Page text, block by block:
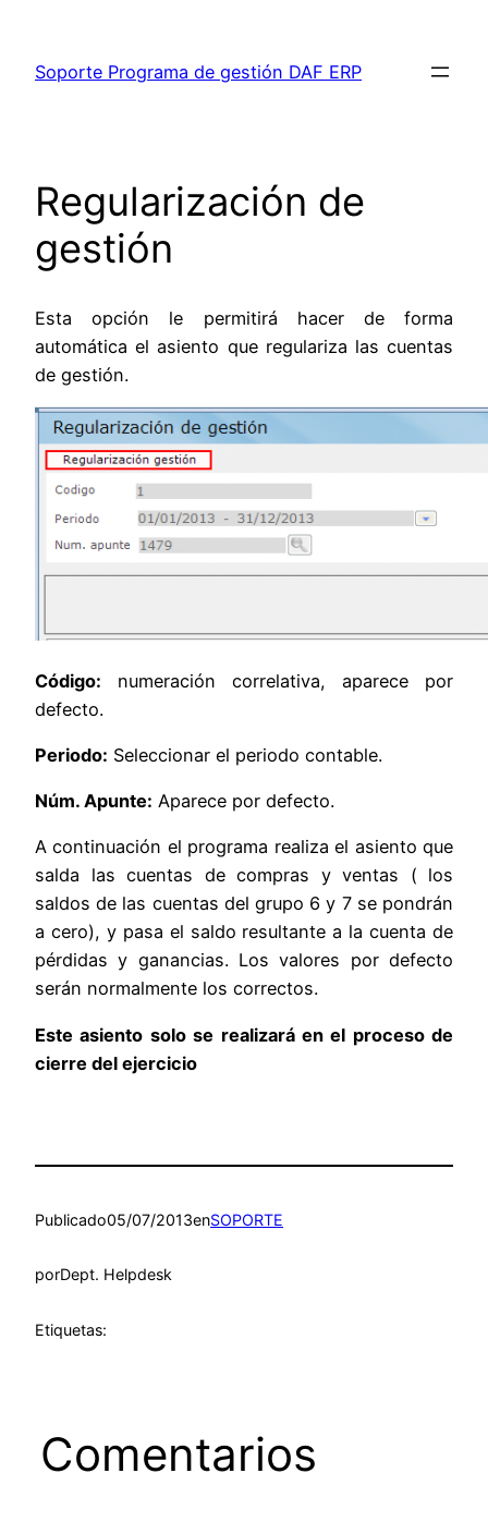
contenido
Soporte Programa de gestión DAF ERP
Regularización de
gestión
Esta opción le permitirá hacer de forma
automática el asiento que regulariza las cuentas
de gestión.
Código: numeración correlativa, aparece por
defecto.
Periodo: Seleccionar el periodo contable.
Núm. Apunte: Aparece por defecto.
A continuación el programa realiza el asiento que
salda las cuentas de compras y ventas ( los
saldos de las cuentas del grupo 6 y 7 se pondrán
a cero), y pasa el saldo resultante a la cuenta de
pérdidas y ganancias. Los valores por defecto
serán normalmente los correctos.
Este asiento solo se realizará en el proceso de
cierre del ejercicio
Publicado05/07/2013enSOPORTE
porDept. Helpdesk
Etiquetas:
Comentarios